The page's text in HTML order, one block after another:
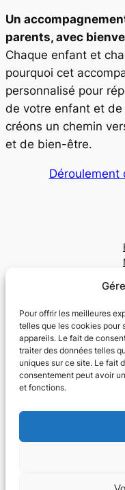
Pour offrir les meilleures
telles que les cookies pour
appareils. Le fait de
traiter des données telles
uniques sur ce site. Le fait
consentement peut avoir
et fonctions.
Un
parents, avec
Chaque enfant et
pourquoi cet
personnalisé pour
de votre enfant et de
créons un chemin
et de bien-être.
Déroulement